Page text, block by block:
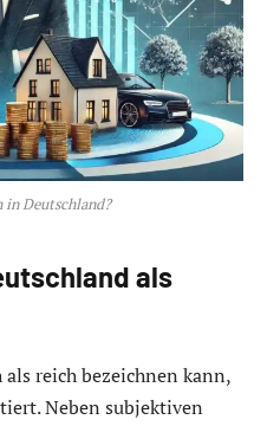
in Deutschland?
als
reich bezeichnen kann,
Neben subjektiven